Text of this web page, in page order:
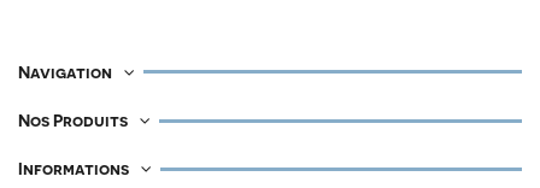
Navigation
Nos Produits
Informations